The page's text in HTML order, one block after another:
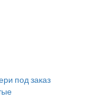
под заказ